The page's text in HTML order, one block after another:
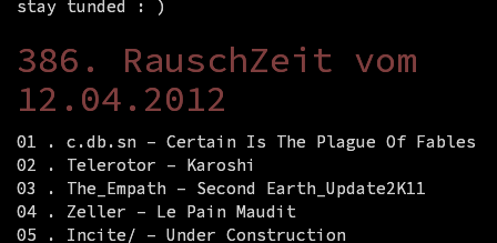
stay tunded : )
386. RauschZeit vom
12.04.2012
01 . c.db.sn – Certain Is The Plague Of Fables
02 . Telerotor – Karoshi
03 . The_Empath – Second Earth_Update2K11
04 . Zeller – Le Pain Maudit
05 . Incite/ – Under Construction